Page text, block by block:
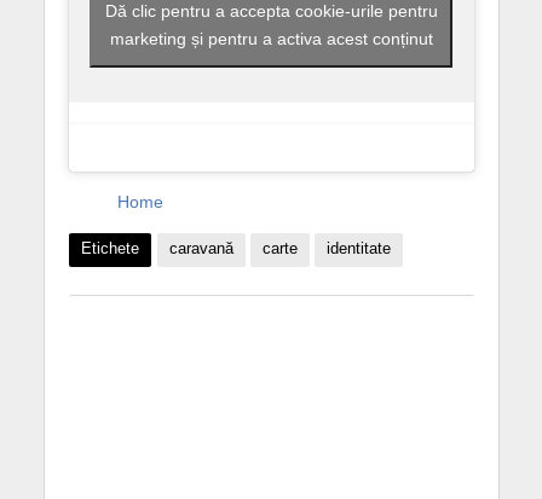
Dă clic pentru a accepta cookie-urile pentru
marketing și pentru a activa acest conținut
Home
Etichete caravană carte identitate